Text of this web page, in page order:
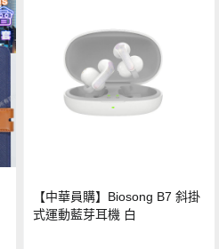
【中華員購】Biosong B7 斜掛
式運動藍芽耳機 白